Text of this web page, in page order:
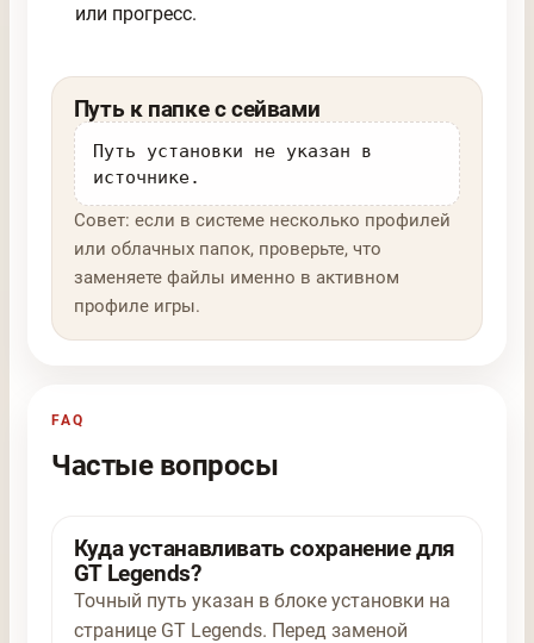
или прогресс.
Путь к папке с сейвами
Путь установки не указан в
источнике.
Совет: если в системе несколько профилей
или облачных папок, проверьте, что
заменяете файлы именно в активном
профиле игры.
FAQ
Частые вопросы
Куда устанавливать сохранение для
GT Legends?
Точный путь указан в блоке установки на
странице GT Legends. Перед заменой